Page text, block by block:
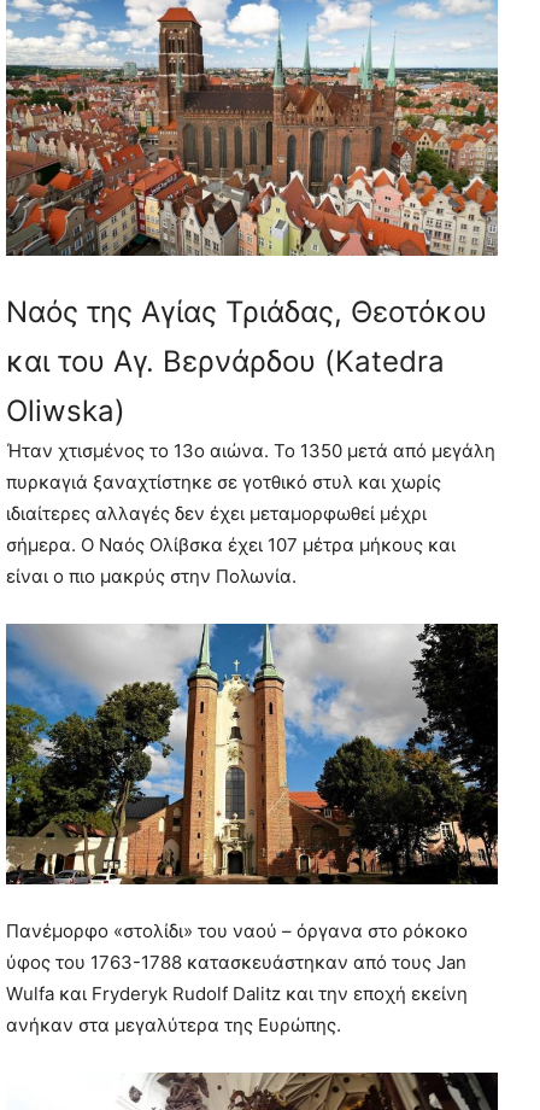
Ναός της Αγίας Τριάδας, Θεοτόκου
και του Αγ. Βερνάρδου (Katedra
Oliwska)
Ήταν χτισμένος το 13ο αιώνα. Το 1350 μετά από μεγάλη
πυρκαγιά ξαναχτίστηκε σε γοτθικό στυλ και χωρίς
ιδιαίτερες αλλαγές δεν έχει μεταμορφωθεί μέχρι
σήμερα. Ο Ναός Ολίβσκα έχει 107 μέτρα μήκους και
είναι ο πιο μακρύς στην Πολωνία.
Πανέμορφο «στολίδι» του ναού – όργανα στο ρόκοκο
ύφος του 1763-1788 κατασκευάστηκαν από τους Jan
Wulfa και Fryderyk Rudolf Dalitz και την εποχή εκείνη
ανήκαν στα μεγαλύτερα της Ευρώπης.